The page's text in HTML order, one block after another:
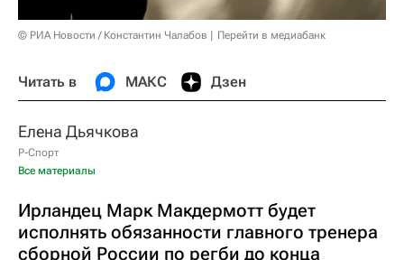
© РИА Новости / Константин Чалабов Перейти в медиабанк
Читать в МАКС Дзен
Елена Дьячкова
Р-Спорт
Все материалы
Ирландец Марк Макдермотт будет
исполнять обязанности главного тренера
сборной России по регби до конца